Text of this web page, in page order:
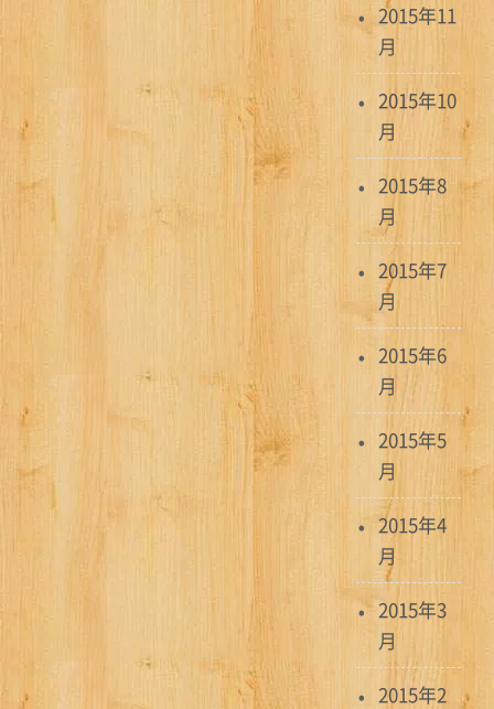
2015年11
月
2015年10
月
2015年8
月
2015年7
月
2015年6
月
2015年5
月
2015年4
月
2015年3
月
2015年2